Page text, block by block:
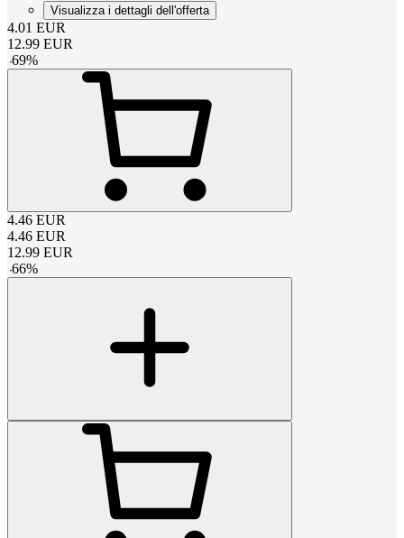
Visualizza i dettagli dell'offerta
4.01 EUR
12.99 EUR
-69%
4.46 EUR
4.46 EUR
12.99 EUR
-66%